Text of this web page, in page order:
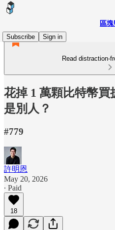
區塊
Subscribe
Sign in
Read distraction-
花掉 1 萬顆比特幣
是別人？
#779
許明恩
May 20, 2026
∙ Paid
18